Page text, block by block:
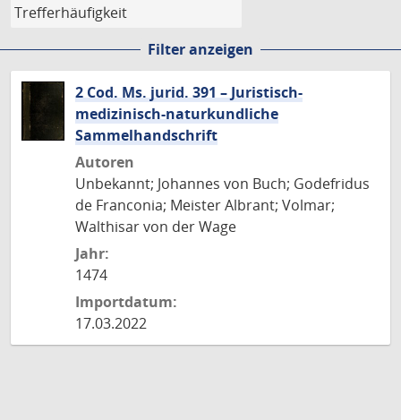
Filter anzeigen
2 Cod. Ms. jurid. 391 – Juristisch-
medizinisch-naturkundliche
Sammelhandschrift
Autoren
Unbekannt; Johannes von Buch; Godefridus
de Franconia; Meister Albrant; Volmar;
Walthisar von der Wage
Jahr:
1474
Importdatum:
17.03.2022